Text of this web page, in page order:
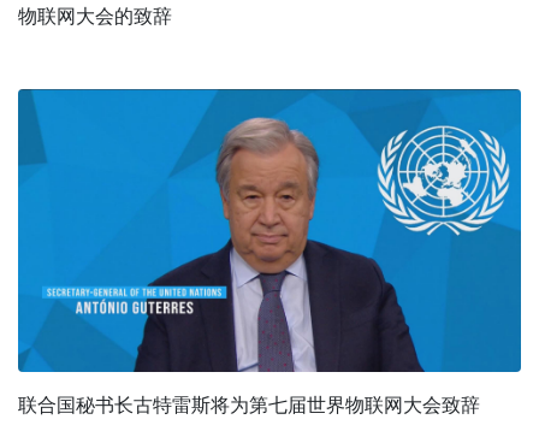
物联网大会的致辞
联合国秘书长古特雷斯将为第七届世界物联网大会致辞